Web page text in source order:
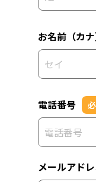
お名前（カナ
電話番号
メールアド